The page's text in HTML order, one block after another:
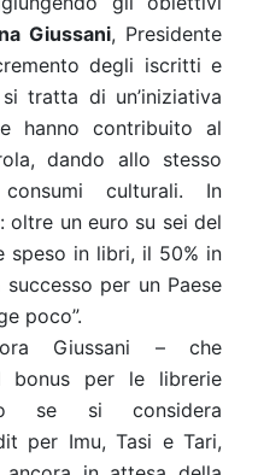
Giussani, Presidente
degli iscritti e
tratta di un’iniziativa
hanno contribuito al
dando allo stesso
culturali. In
oltre un euro su sei del
speso in libri, il 50% in
per un Paese
poco”.
Giussani – che
bonus per le librerie
se si considera
per Imu, Tasi e Tari,